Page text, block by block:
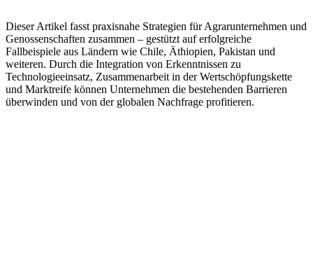
Dieser Artikel fasst praxisnahe Strategien für Agrarunternehmen und
Genossenschaften zusammen – gestützt auf erfolgreiche
Fallbeispiele aus Ländern wie Chile, Äthiopien, Pakistan und
weiteren. Durch die Integration von Erkenntnissen zu
Technologieeinsatz, Zusammenarbeit in der Wertschöpfungskette
und Marktreife können Unternehmen die bestehenden Barrieren
überwinden und von der globalen Nachfrage profitieren.